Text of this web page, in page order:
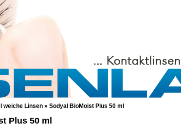
UND PFLEGEMITTEL
weiche Linsen » Sodyal BioMoist Plus 50 ml
Plus 50 ml